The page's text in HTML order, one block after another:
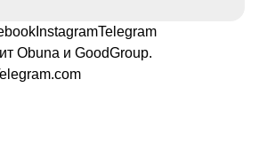
InstagramTelegram
Obuna и GoodGroup.